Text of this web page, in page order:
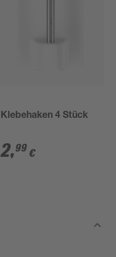
Klebehaken 4 Stück
2,99 €